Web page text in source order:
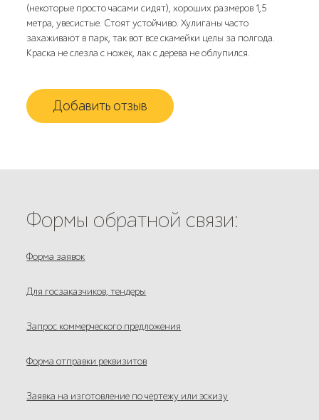
(некоторые просто часами сидят), хороших размеров 1,5
метра, увесистые. Стоят устойчиво. Хулиганы часто
захаживают в парк, так вот все скамейки целы за полгода.
Краска не слезла с ножек, лак с дерева не облупился.
Добавить отзыв
Формы обратной связи:
Форма заявок
Для госзаказчиков, тендеры
Запрос коммерческого предложения
Форма отправки реквизитов
Заявка на изготовление по чертежу или эскизу